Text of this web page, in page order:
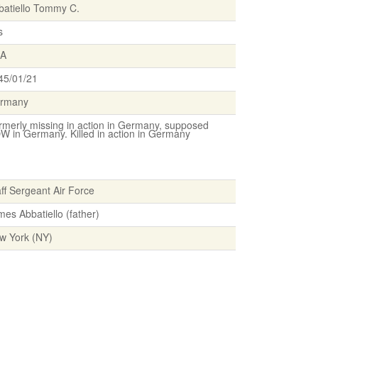
Tommy C.
01/21
missing in action in Germany, supposed
in Germany. Killed in action in Germany
Sergeant Air Force
Abbatiello (father)
York (NY)